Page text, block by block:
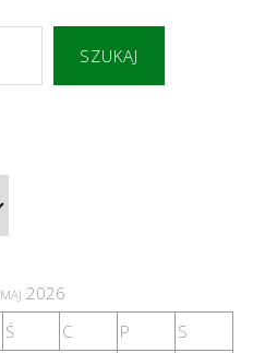
SZUKAJ
maj 2026
Ś C P
S